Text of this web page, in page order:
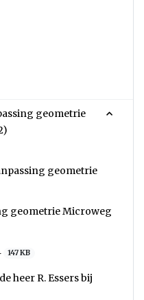
geometrie
geometrie
geometrie Microweg
147 KB
heer R. Essers bij